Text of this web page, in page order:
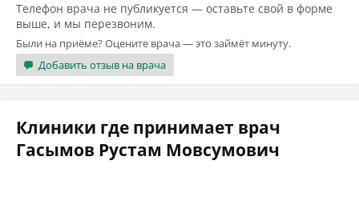
Телефон врача не публикуется — оставьте свой в форме
выше, и мы перезвоним.
Были на приёме? Оцените врача — это займёт минуту.
Добавить отзыв на врача
Клиники где принимает врач
Гасымов Рустам Мовсумович